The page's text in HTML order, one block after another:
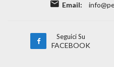
Email:
Seguici Su
FACEBOOK